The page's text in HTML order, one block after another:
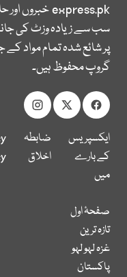
express.pkخبروں
سب سے زیادہ وزٹ کی
پر شائع شدہ تمام مواد
گروپ محفوظ ہیں۔
ایکسپریس
کے بارے
میں
ضابطہ
اخلاق
صفحۂ اول
تازہ ترین
غزہ لہو لہو
پاکستان